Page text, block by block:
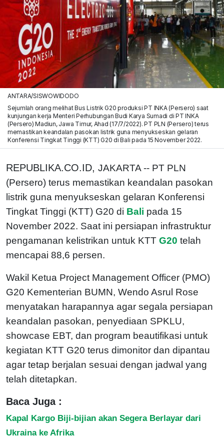
ANTARA/SISWOWIDODO
Sejumlah orang melihat Bus Listrik G20 produksi PT INKA (Persero) saat
kunjungan kerja Menteri Perhubungan Budi Karya Sumadi di PT INKA
(Persero) Madiun, Jawa Timur, Ahad (17/7/2022). PT PLN (Persero) terus
memastikan keandalan pasokan listrik guna menyukseskan gelaran
Konferensi Tingkat Tinggi (KTT) G20 di Bali pada 15 November 2022.
REPUBLIKA.CO.ID, JAKARTA -- PT PLN
(Persero) terus memastikan keandalan pasokan
listrik guna menyukseskan gelaran Konferensi
Tingkat Tinggi (KTT) G20 di Bali pada 15
November 2022. Saat ini persiapan infrastruktur
pengamanan kelistrikan untuk KTT G20 telah
mencapai 88,6 persen.
Wakil Ketua Project Management Officer (PMO)
G20 Kementerian BUMN, Wendo Asrul Rose
menyatakan harapannya agar segala persiapan
keandalan pasokan, penyediaan SPKLU,
showcase EBT, dan program beautifikasi untuk
kegiatan KTT G20 terus dimonitor dan dipantau
agar tetap berjalan sesuai dengan jadwal yang
telah ditetapkan.
Baca Juga :
Kapal Kargo Biji-bijian akan Segera Berlayar dari
Ukraina ke Afrika